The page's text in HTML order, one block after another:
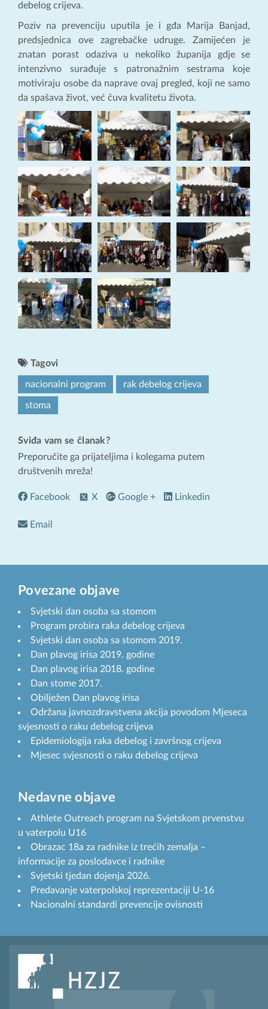
debelog crijeva.
Poziv na prevenciju uputila je i gđa Marija Banjad,
predsjednica ove zagrebačke udruge. Zamijećen je
znatan porast odaziva u nekoliko županija gdje se
intenzivno surađuje s patronažnim sestrama koje
motiviraju osobe da naprave ovaj pregled, koji ne samo
da spašava život, već čuva kvalitetu života.
Tagovi
nacionalni program rak debelog crijeva
stoma
Sviđa vam se članak?
Preporučite ga prijateljima i kolegama putem
društvenih mreža!
Facebook X Google + Linkedin
Email
Povezane objave
Svjetski dan osoba sa stomom
Program probira raka debelog crijeva
Svjetski dan osoba sa stomom 2019.
Dan plavog irisa 2019. godine
Dan plavog irisa 2018. godine
Dan stome 2017.
Obilježen Dan plavog irisa
Održana javnozdravstvena akcija povodom Mjeseca
svjesnosti o raku debelog crijeva
Epidemiologija raka debelog i završnog crijeva
Mjesec svjesnosti o raku debelog crijeva
Nedavne objave
Athlete Outreach program na Svjetskom prvenstvu
u vaterpolu U16
Obrazac 18a za radnike iz trećih zemalja –
informacije za poslodavce i radnike
Svjetski tjedan dojenja 2026.
Predavanje vaterpolskoj reprezentaciji U-16
Nacionalni standardi prevencije ovisnosti